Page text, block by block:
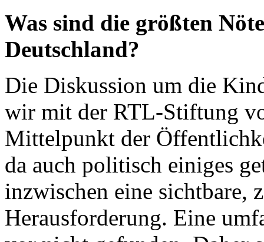
Was sind die größten
Deutschland?
Die Diskussion um die
wir mit der RTL-Stiftung
Mittelpunkt der
da auch politisch einiges
inzwischen eine sichtbare,
Herausforderung. Eine